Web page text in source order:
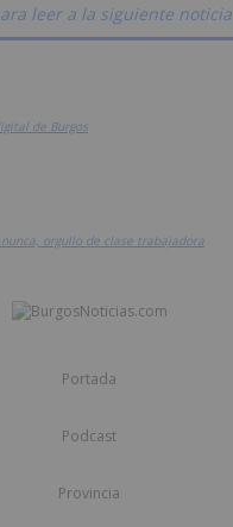
leer a la siguiente noticia
de Burgos
orgullo de clase trabajadora
Portada
Podcast
Provincia